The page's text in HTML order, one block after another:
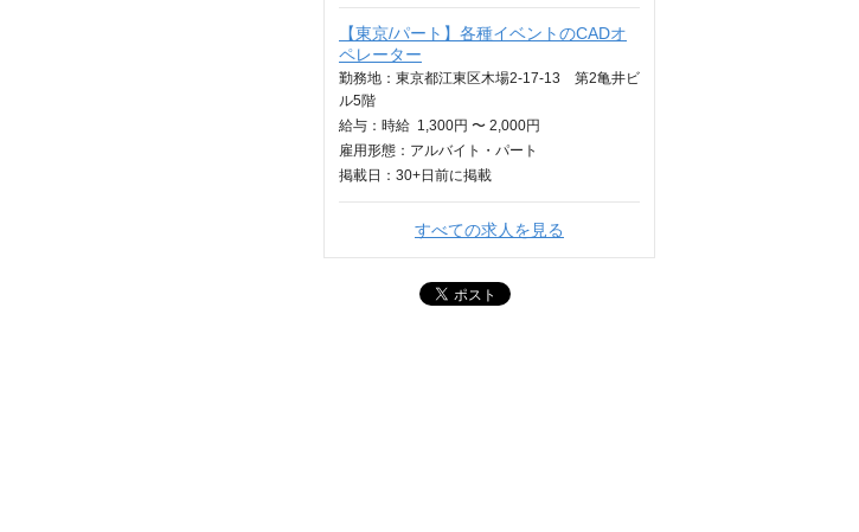
【東京/パート】各種イベントのCADオ
ペレーター
勤務地：東京都江東区木場2-17-13 第2亀井ビ
ル5階
給与： 時給 1,300円 〜 2,000円
雇用形態：アルバイト・パート
掲載日： 30+日 前に掲載
すべての求人を見る